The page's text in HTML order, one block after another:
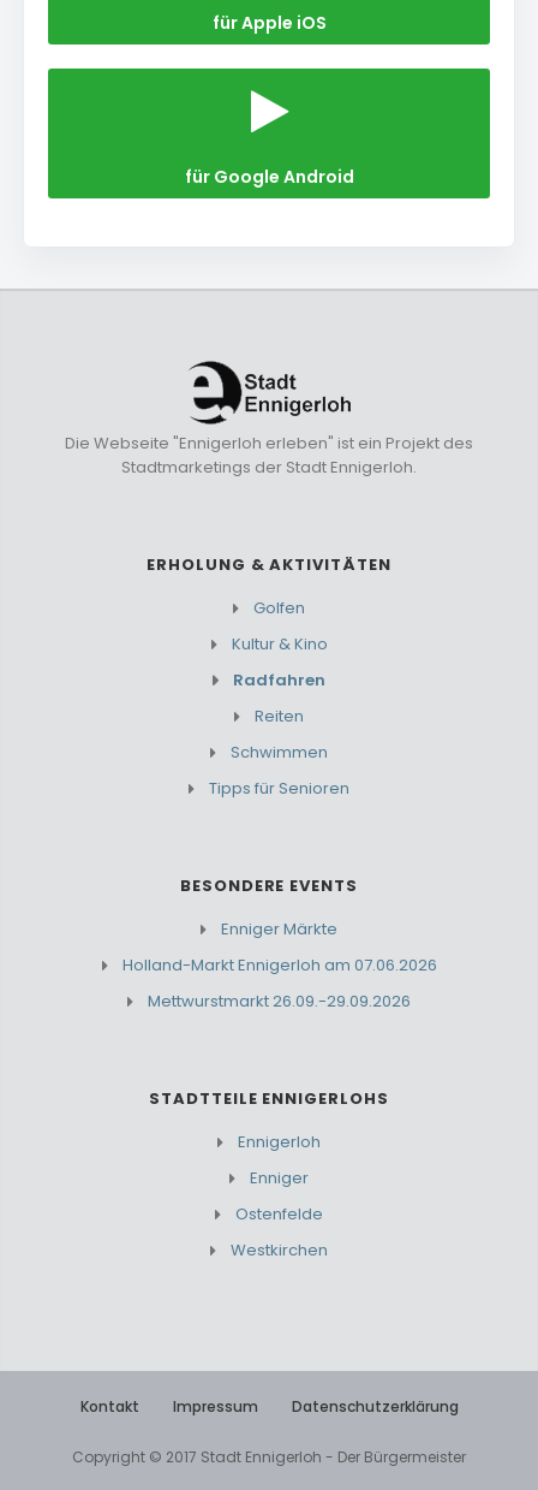
für Apple iOS
für Google Android
Die Webseite "Ennigerloh erleben" ist ein Projekt des
Stadtmarketings der Stadt Ennigerloh.
ERHOLUNG & AKTIVITÄTEN
Golfen
Kultur & Kino
Radfahren
Reiten
Schwimmen
Tipps für Senioren
BESONDERE EVENTS
Enniger Märkte
Holland-Markt Ennigerloh am 07.06.2026
Mettwurstmarkt 26.09.-29.09.2026
STADTTEILE ENNIGERLOHS
Ennigerloh
Enniger
Ostenfelde
Westkirchen
Kontakt Impressum Datenschutzerklärung
Copyright © 2017 Stadt Ennigerloh - Der Bürgermeister